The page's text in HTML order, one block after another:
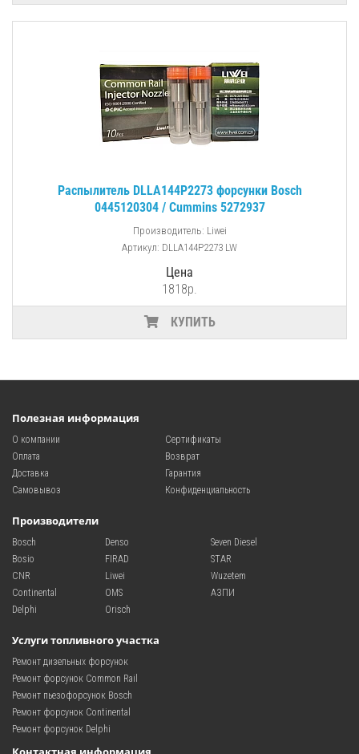
Распылитель DLLA144P2273 форсунки Bosch
0445120304 / Cummins 5272937
Производитель: Liwei
Артикул: DLLA144P2273 LW
Цена
1818р.
КУПИТЬ
Полезная информация
О компании
Оплата
Доставка
Самовывоз
Сертификаты
Возврат
Гарантия
Конфиденциальность
Производители
Bosch
Bosio
CNR
Continental
Delphi
Denso
FIRAD
Liwei
OMS
Orisch
Seven Diesel
STAR
Wuzetem
АЗПИ
Услуги топливного участка
Ремонт дизельных форсунок
Ремонт форсунок Common Rail
Ремонт пьезофорсунок Bosch
Ремонт форсунок Continental
Ремонт форсунок Delphi